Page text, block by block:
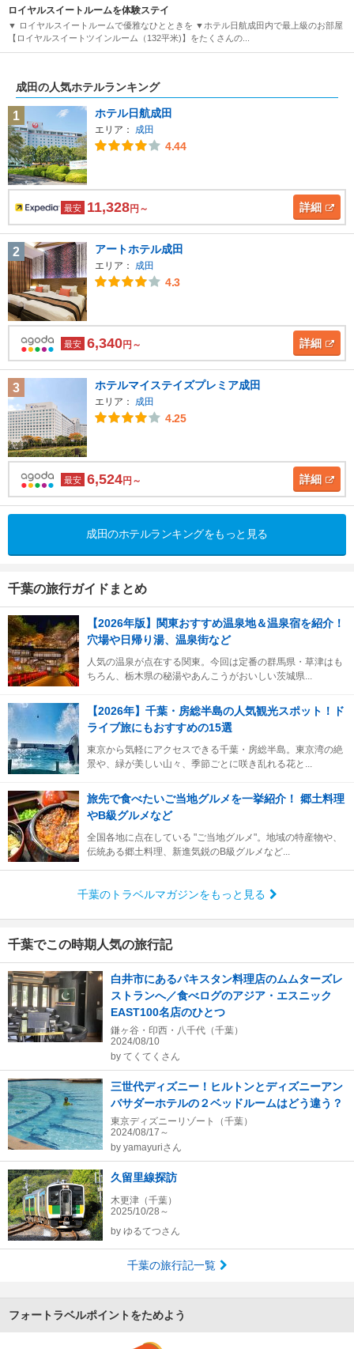
ロイヤルスイートルームを体験ステイ
▼ ロイヤルスイートルームで優雅なひとときを ▼ホテル日航成田内で最上級のお部屋
【ロイヤルスイートツインルーム（132平米)】をたくさんの...
成田の人気ホテルランキング
1 ホテル日航成田
エリア： 成田
4.44
最安 11,328円～ 詳細
2 アートホテル成田
エリア： 成田
4.3
最安 6,340円～ 詳細
3 ホテルマイステイズプレミア成田
エリア： 成田
4.25
最安 6,524円～ 詳細
成田のホテルランキングをもっと見る
千葉の旅行ガイドまとめ
【2026年版】関東おすすめ温泉地＆温泉宿を紹介！
穴場や日帰り湯、温泉街など
人気の温泉が点在する関東。今回は定番の群馬県・草津はも
ちろん、栃木県の秘湯やあんこうがおいしい茨城県...
【2026年】千葉・房総半島の人気観光スポット！ド
ライブ旅にもおすすめの15選
東京から気軽にアクセスできる千葉・房総半島。東京湾の絶
景や、緑が美しい山々、季節ごとに咲き乱れる花と...
旅先で食べたいご当地グルメを一挙紹介！ 郷土料理
やB級グルメなど
全国各地に点在している "ご当地グルメ"。地域の特産物や、
伝統ある郷土料理、新進気鋭のB級グルメなど...
千葉のトラベルマガジンをもっと見る
千葉でこの時期人気の旅行記
白井市にあるパキスタン料理店のムムターズレ
ストランへ／食べログのアジア・エスニック
EAST100名店のひとつ
鎌ヶ谷・印西・八千代（千葉）
2024/08/10
by てくてくさん
三世代ディズニー！ヒルトンとディズニーアン
バサダーホテルの２ベッドルームはどう違う？
東京ディズニーリゾート（千葉）
2024/08/17～
by yamayuriさん
久留里線探訪
木更津（千葉）
2025/10/28～
by ゆるてつさん
千葉の旅行記一覧
フォートラベルポイントをためよう